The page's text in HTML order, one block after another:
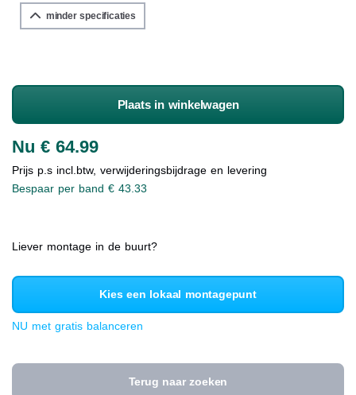
minder specificaties
Plaats in winkelwagen
Nu € 64.99
Prijs p.s incl.btw, verwijderingsbijdrage en levering
Bespaar per band € 43.33
Liever montage in de buurt?
Kies een lokaal montagepunt
NU met gratis balanceren
Terug naar zoeken